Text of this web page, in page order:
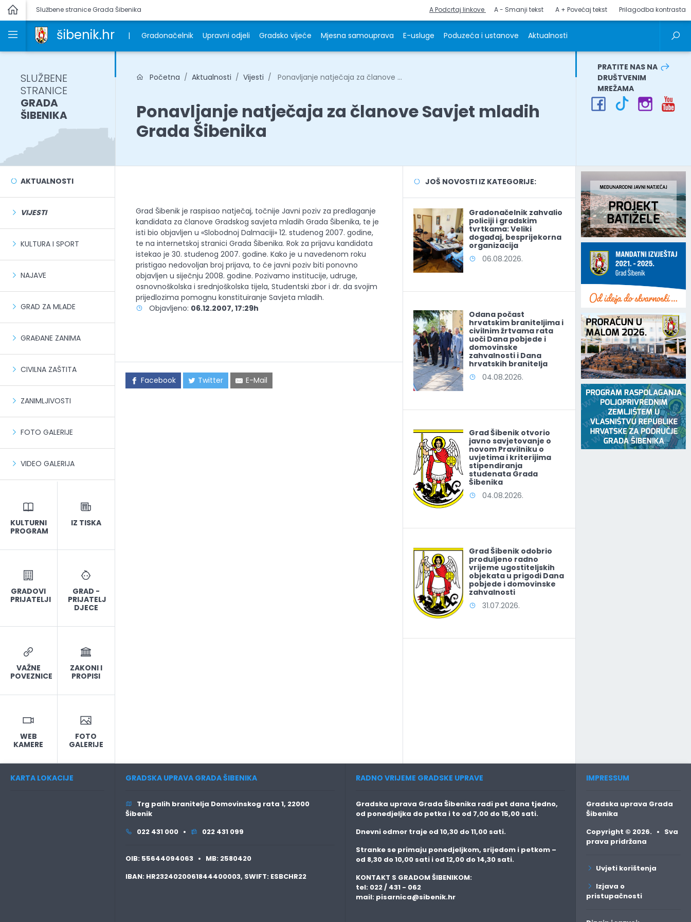
Službene stranice Grada Šibenika A Podcrtaj linkove A - Smanji tekst A + Povećaj tekst Prilagodba kontrasta
šibenik.hr | Gradonačelnik Upravni odjeli Gradsko vijeće Mjesna samouprava E-usluge Poduzeća i ustanove Aktualnosti
SLUŽBENE
STRANICE
GRADA
ŠIBENIKA
Početna Aktualnosti Vijesti Ponavljanje natječaja za članove ...
Ponavljanje natječaja za članove Savjet mladih
Grada Šibenika
PRATITE NAS NA
DRUŠTVENIM
MREŽAMA
AKTUALNOSTI
VIJESTI
KULTURA I SPORT
NAJAVE
GRAD ZA MLADE
GRAĐANE ZANIMA
CIVILNA ZAŠTITA
ZANIMLJIVOSTI
FOTO GALERIJE
VIDEO GALERIJA
KULTURNI
PROGRAM
IZ TISKA
GRADOVI
PRIJATELJI
GRAD -
PRIJATELJ
DJECE
VAŽNE
POVEZNICE
ZAKONI I
PROPISI
WEB
KAMERE
FOTO
GALERIJE
Grad Šibenik je raspisao natječaj, točnije Javni poziv za predlaganje
kandidata za članove Gradskog savjeta mladih Grada Šibenika, te je
isti bio objavljen u «Slobodnoj Dalmaciji» 12. studenog 2007. godine,
te na internetskoj stranici Grada Šibenika. Rok za prijavu kandidata
istekao je 30. studenog 2007. godine. Kako je u navedenom roku
pristigao nedovoljan broj prijava, to će javni poziv biti ponovno
objavljen u siječnju 2008. godine. Pozivamo institucije, udruge,
osnovnoškolska i srednjoškolska tijela, Studentski zbor i dr. da svojim
prijedlozima pomognu konstituiranje Savjeta mladih.
Objavljeno: 06.12.2007, 17:29h
Facebook Twitter E-Mail
JOŠ NOVOSTI IZ KATEGORIJE:
Gradonačelnik zahvalio
policiji i gradskim
tvrtkama: Veliki
događaj, besprijekorna
organizacija
06.08.2026.
Odana počast
hrvatskim braniteljima i
civilnim žrtvama rata
uoči Dana pobjede i
domovinske
zahvalnosti i Dana
hrvatskih branitelja
04.08.2026.
Grad Šibenik otvorio
javno savjetovanje o
novom Pravilniku o
uvjetima i kriterijima
stipendiranja
studenata Grada
Šibenika
04.08.2026.
Grad Šibenik odobrio
produljeno radno
vrijeme ugostiteljskih
objekata u prigodi Dana
pobjede i domovinske
zahvalnosti
31.07.2026.
KARTA LOKACIJE GRADSKA UPRAVA GRADA ŠIBENIKA
Trg palih branitelja Domovinskog rata 1, 22000
Šibenik
022 431 000 •
022 431 099
OIB: 55644094063 • MB: 2580420
IBAN: HR2324020061844400003, SWIFT: ESBCHR22
RADNO VRIJEME GRADSKE UPRAVE
Gradska uprava Grada Šibenika radi pet dana tjedno,
od ponedjeljka do petka i to od 7,00 do 15,00 sati.
Dnevni odmor traje od 10,30 do 11,00 sati.
Stranke se primaju ponedjeljkom, srijedom i petkom –
od 8,30 do 10,00 sati i od 12,00 do 14,30 sati.
KONTAKT S GRADOM ŠIBENIKOM:
tel: 022 / 431 - 062
mail: pisarnica@sibenik.hr
IMPRESSUM
Gradska uprava Grada
Šibenika
Copyright © 2026. • Sva
prava pridržana
Uvjeti korištenja
Izjava o
pristupačnosti